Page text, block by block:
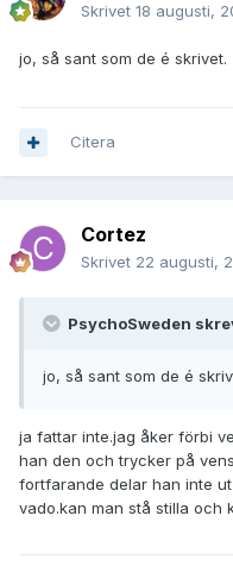
Skrivet 18 augusti,
jo, så sant som de é skrivet.
Citera
Cortez
Skrivet 22 augusti,
PsychoSweden
jo, så sant som de é
ja fattar inte.jag åker förbi
han den och trycker på
fortfarande delar han inte
vado.kan man stå stilla och